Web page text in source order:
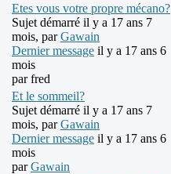
Etes vous votre propre mécano?
Sujet démarré il y a 17 ans 7
mois, parGawain
Dernier message il y a 17 ans 6
mois
parfred
Et le sommeil?
Sujet démarré il y a 17 ans 7
mois, parGawain
Dernier message il y a 17 ans 6
mois
parGawain